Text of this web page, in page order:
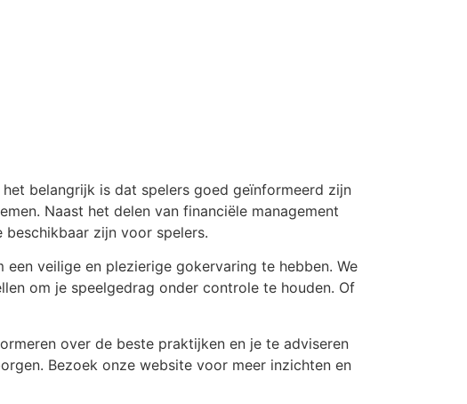
belangrijk is dat spelers goed geïnformeerd zijn
Naast het delen van financiële management
zijn voor spelers.
veilige en plezierige gokervaring te hebben. We
om je speelgedrag onder controle te houden. Of
over de beste praktijken en je te adviseren
Bezoek onze website voor meer inzichten en